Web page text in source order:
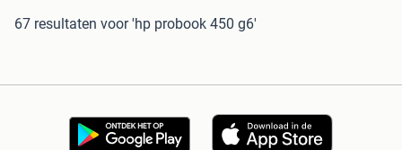
67 resultaten voor 'hp probook 450 g6'